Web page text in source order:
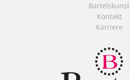
Bartelskunst
Kontakt
Karriere